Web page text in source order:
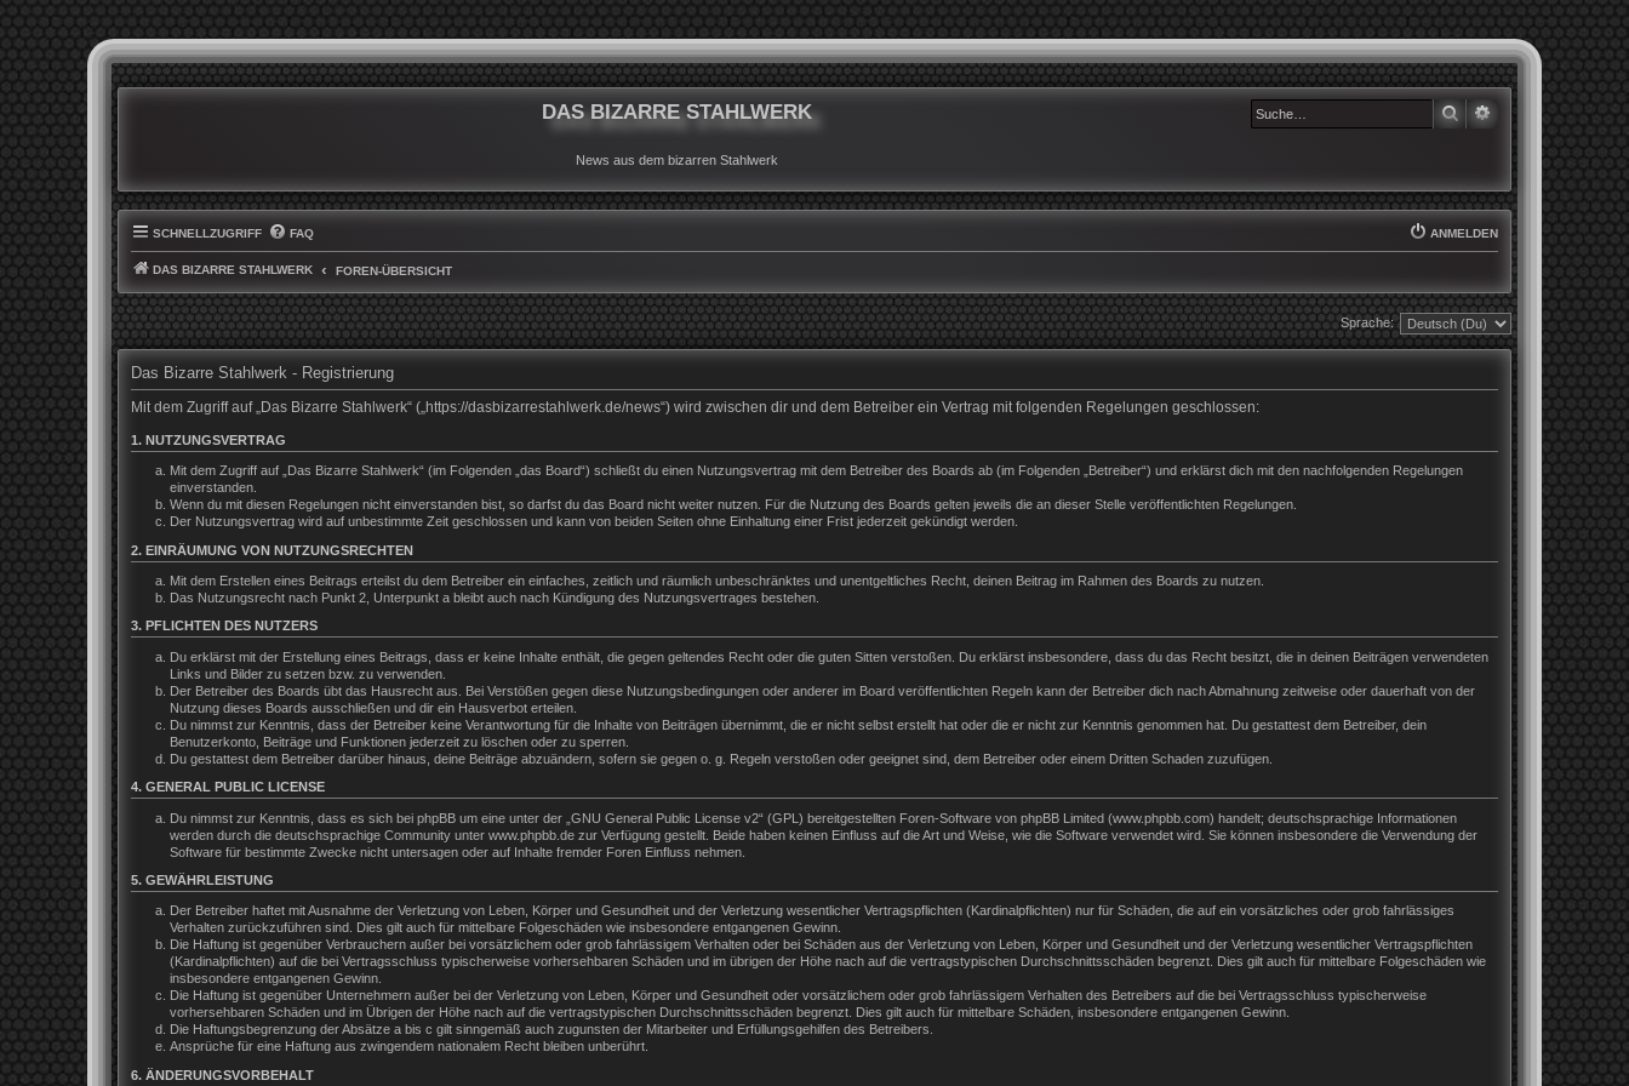
DAS BIZARRE STAHLWERK
News aus dem bizarren Stahlwerk
SUCHE
SCHNELLZUGRIFF FAQ ANMELDEN
DAS BIZARRE STAHLWERK FOREN-ÜBERSICHT
Sprache:
Das Bizarre Stahlwerk - Registrierung
Mit dem Zugriff auf „Das Bizarre Stahlwerk“ („https://dasbizarrestahlwerk.de/news“) wird zwischen dir und dem Betreiber ein Vertrag mit folgenden Regelungen geschlossen:
1. NUTZUNGSVERTRAG
Mit dem Zugriff auf „Das Bizarre Stahlwerk“ (im Folgenden „das Board“) schließt du einen Nutzungsvertrag mit dem Betreiber des Boards ab (im Folgenden „Betreiber“) und erklärst dich mit den nachfolgenden Regelungen
einverstanden.
Wenn du mit diesen Regelungen nicht einverstanden bist, so darfst du das Board nicht weiter nutzen. Für die Nutzung des Boards gelten jeweils die an dieser Stelle veröffentlichten Regelungen.
Der Nutzungsvertrag wird auf unbestimmte Zeit geschlossen und kann von beiden Seiten ohne Einhaltung einer Frist jederzeit gekündigt werden.
2. EINRÄUMUNG VON NUTZUNGSRECHTEN
Mit dem Erstellen eines Beitrags erteilst du dem Betreiber ein einfaches, zeitlich und räumlich unbeschränktes und unentgeltliches Recht, deinen Beitrag im Rahmen des Boards zu nutzen.
Das Nutzungsrecht nach Punkt 2, Unterpunkt a bleibt auch nach Kündigung des Nutzungsvertrages bestehen.
3. PFLICHTEN DES NUTZERS
Du erklärst mit der Erstellung eines Beitrags, dass er keine Inhalte enthält, die gegen geltendes Recht oder die guten Sitten verstoßen. Du erklärst insbesondere, dass du das Recht besitzt, die in deinen Beiträgen verwendeten
Links und Bilder zu setzen bzw. zu verwenden.
Der Betreiber des Boards übt das Hausrecht aus. Bei Verstößen gegen diese Nutzungsbedingungen oder anderer im Board veröffentlichten Regeln kann der Betreiber dich nach Abmahnung zeitweise oder dauerhaft von der
Nutzung dieses Boards ausschließen und dir ein Hausverbot erteilen.
Du nimmst zur Kenntnis, dass der Betreiber keine Verantwortung für die Inhalte von Beiträgen übernimmt, die er nicht selbst erstellt hat oder die er nicht zur Kenntnis genommen hat. Du gestattest dem Betreiber, dein
Benutzerkonto, Beiträge und Funktionen jederzeit zu löschen oder zu sperren.
Du gestattest dem Betreiber darüber hinaus, deine Beiträge abzuändern, sofern sie gegen o. g. Regeln verstoßen oder geeignet sind, dem Betreiber oder einem Dritten Schaden zuzufügen.
4. GENERAL PUBLIC LICENSE
Du nimmst zur Kenntnis, dass es sich bei phpBB um eine unter der „ GNU General Public License v2“ (GPL) bereitgestellten Foren-Software von phpBB Limited (www.phpbb.com) handelt; deutschsprachige Informationen
werden durch die deutschsprachige Community unter www.phpbb.de zur Verfügung gestellt. Beide haben keinen Einfluss auf die Art und Weise, wie die Software verwendet wird. Sie können insbesondere die Verwendung der
Software für bestimmte Zwecke nicht untersagen oder auf Inhalte fremder Foren Einfluss nehmen.
5. GEWÄHRLEISTUNG
Der Betreiber haftet mit Ausnahme der Verletzung von Leben, Körper und Gesundheit und der Verletzung wesentlicher Vertragspflichten (Kardinalpflichten) nur für Schäden, die auf ein vorsätzliches oder grob fahrlässiges
Verhalten zurückzuführen sind. Dies gilt auch für mittelbare Folgeschäden wie insbesondere entgangenen Gewinn.
Die Haftung ist gegenüber Verbrauchern außer bei vorsätzlichem oder grob fahrlässigem Verhalten oder bei Schäden aus der Verletzung von Leben, Körper und Gesundheit und der Verletzung wesentlicher Vertragspflichten
(Kardinalpflichten) auf die bei Vertragsschluss typischerweise vorhersehbaren Schäden und im übrigen der Höhe nach auf die vertragstypischen Durchschnittsschäden begrenzt. Dies gilt auch für mittelbare Folgeschäden wie
insbesondere entgangenen Gewinn.
Die Haftung ist gegenüber Unternehmern außer bei der Verletzung von Leben, Körper und Gesundheit oder vorsätzlichem oder grob fahrlässigem Verhalten des Betreibers auf die bei Vertragsschluss typischerweise
vorhersehbaren Schäden und im Übrigen der Höhe nach auf die vertragstypischen Durchschnittsschäden begrenzt. Dies gilt auch für mittelbare Schäden, insbesondere entgangenen Gewinn.
Die Haftungsbegrenzung der Absätze a bis c gilt sinngemäß auch zugunsten der Mitarbeiter und Erfüllungsgehilfen des Betreibers.
Ansprüche für eine Haftung aus zwingendem nationalem Recht bleiben unberührt.
6. ÄNDERUNGSVORBEHALT